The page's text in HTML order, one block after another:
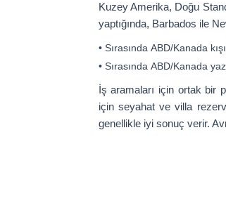
Kuzey Amerika, Doğu
yaptığında, Barbados ile
• Sırasında ABD/Kanada kışı
• Sırasında ABD/Kanada yaz
İş aramaları için ortak bir
için seyahat ve villa
genellikle iyi sonuç verir.